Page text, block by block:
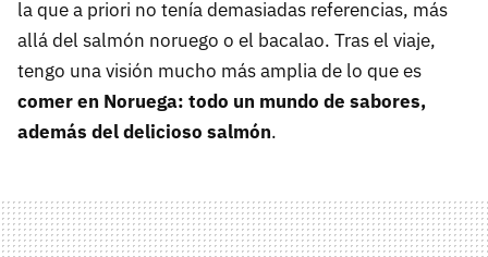
la que a priori no tenía demasiadas referencias, más
allá del salmón noruego o el bacalao. Tras el viaje,
tengo una visión mucho más amplia de lo que es
comer en Noruega: todo un mundo de sabores,
además del delicioso salmón.